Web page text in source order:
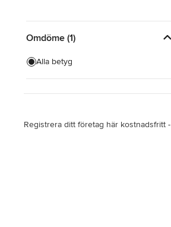
Inredningsarkitekter & Inredare
Kakel, Sten & Bänkskivor
Köksdesign & Renovering
Omdöme (1)
Alla betyg
Registrera ditt företag här kostnadsfritt -